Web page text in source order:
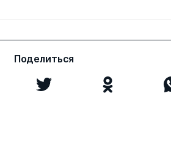
Поделиться